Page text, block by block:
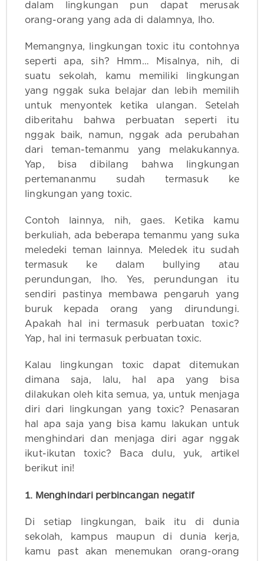
dalam lingkungan pun dapat merusak
orang-orang yang ada di dalamnya, lho.
Memangnya, lingkungan toxic itu contohnya
seperti apa, sih? Hmm… Misalnya, nih, di
suatu sekolah, kamu memiliki lingkungan
yang nggak suka belajar dan lebih memilih
untuk menyontek ketika ulangan. Setelah
diberitahu bahwa perbuatan seperti itu
nggak baik, namun, nggak ada perubahan
dari teman-temanmu yang melakukannya.
Yap, bisa dibilang bahwa lingkungan
pertemananmu sudah termasuk ke
lingkungan yang toxic.
Contoh lainnya, nih, gaes. Ketika kamu
berkuliah, ada beberapa temanmu yang suka
meledeki teman lainnya. Meledek itu sudah
termasuk ke dalam bullying atau
perundungan, lho. Yes, perundungan itu
sendiri pastinya membawa pengaruh yang
buruk kepada orang yang dirundungi.
Apakah hal ini termasuk perbuatan toxic?
Yap, hal ini termasuk perbuatan toxic.
Kalau lingkungan toxic dapat ditemukan
dimana saja, lalu, hal apa yang bisa
dilakukan oleh kita semua, ya, untuk menjaga
diri dari lingkungan yang toxic? Penasaran
hal apa saja yang bisa kamu lakukan untuk
menghindari dan menjaga diri agar nggak
ikut-ikutan toxic? Baca dulu, yuk, artikel
berikut ini!
1. Menghindari perbincangan negatif
Di setiap lingkungan, baik itu di dunia
sekolah, kampus maupun di dunia kerja,
kamu past akan menemukan orang-orang